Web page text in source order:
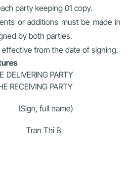
party keeping 01 copy.
or additions must be made in
by both parties.
from the date of signing.
THE DELIVERING PARTY
RECEIVING PARTY
full name)
Thi B